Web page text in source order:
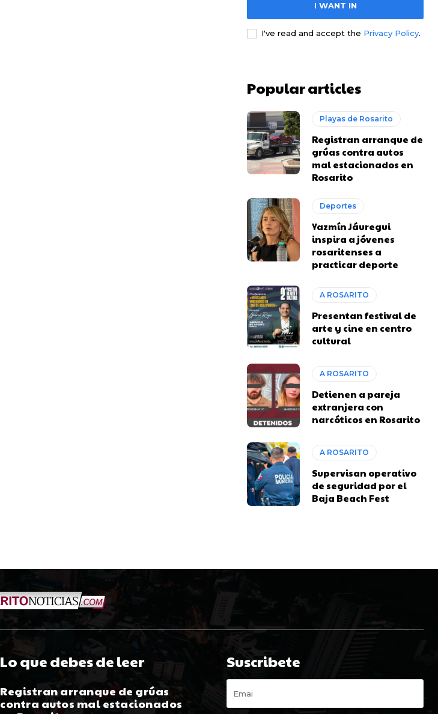
I WANT IN
I've read and accept the Privacy Policy.
Popular articles
Playas de Rosarito
Registran arranque de
grúas contra autos
mal estacionados en
Rosarito
Deportes
Yazmín Jáuregui
inspira a jóvenes
rosaritenses a
practicar deporte
A ROSARITO
Presentan festival de
arte y cine en centro
cultural
A ROSARITO
Detienen a pareja
extranjera con
narcóticos en Rosarito
A ROSARITO
Supervisan operativo
de seguridad por el
Baja Beach Fest
Lo que debes de leer
Registran arranque de grúas
contra autos mal estacionados
Suscribete